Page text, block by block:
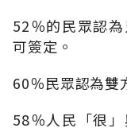
52％的民眾認
可簽定。
60％民眾認為雙
58％人民「很